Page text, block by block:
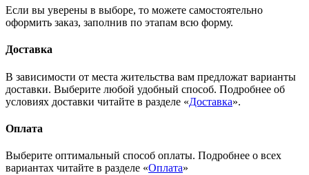
Если вы уверены в выборе, то можете самостоятельно
оформить заказ, заполнив по этапам всю форму.
Доставка
В зависимости от места жительства вам предложат варианты
доставки. Выберите любой удобный способ. Подробнее об
условиях доставки читайте в разделе «Доставка».
Оплата
Выберите оптимальный способ оплаты. Подробнее о всех
вариантах читайте в разделе «Оплата»